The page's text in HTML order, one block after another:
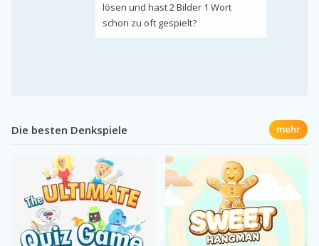
lösen und hast 2 Bilder 1 Wort
schon zu oft gespielt?
Die besten Denkspiele mehr